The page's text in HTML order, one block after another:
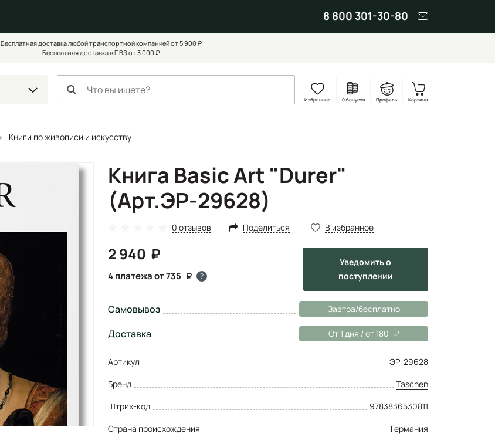
8 800 301-30-80
Бесплатная доставка любой транспортной компанией от 5 900 ₽
Бесплатная доставка в ПВЗ от 3 000 ₽
Избранное 0 бонусов Профиль Корзина
Книги по живописи и искусству
Книга Basic Art "Durer"
(Арт.ЭР-29628)
0 отзывов Поделиться В избранное
2 940
4 платежа от 735 ?
Уведомитьо
поступлении
Самовывоз Завтра/бесплатно
Доставка От 1 дня / от 180
Артикул
ЭР-29628
Бренд
Taschen
Штрих-код
9783836530811
Страна происхождения
Германия